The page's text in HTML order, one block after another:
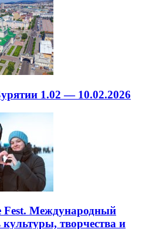
1.02 — 10.02.2026
Fest. Международный
культуры, творчества и